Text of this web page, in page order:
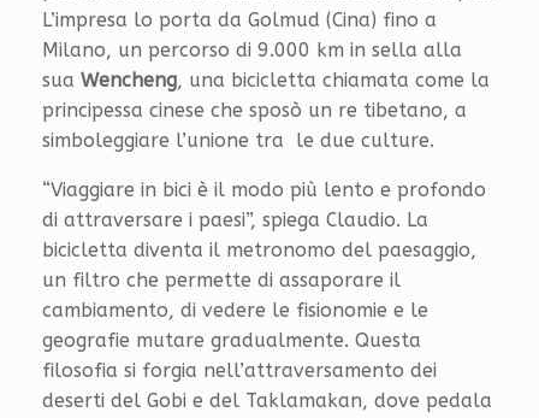
L’impresa lo porta da Golmud (Cina) fino a
Milano, un percorso di 9.000 km in sella alla
sua Wencheng, una bicicletta chiamata come la
principessa cinese che sposò un re tibetano, a
simboleggiare l’unione tra le due culture.
“Viaggiare in bici è il modo più lento e profondo
di attraversare i paesi”, spiega Claudio. La
bicicletta diventa il metronomo del paesaggio,
un filtro che permette di assaporare il
cambiamento, di vedere le fisionomie e le
geografie mutare gradualmente. Questa
filosofia si forgia nell’attraversamento dei
deserti del Gobi e del Taklamakan, dove pedala